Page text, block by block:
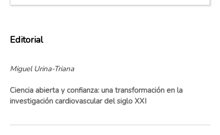
Editorial
Miguel Urina-Triana
Ciencia abierta y confianza: una transformación en la
investigación cardiovascular del siglo XXI